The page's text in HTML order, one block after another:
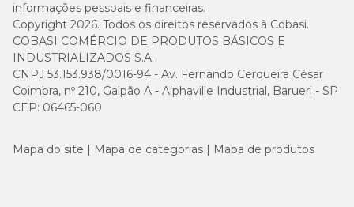
informações pessoais e financeiras.
Copyright 2026. Todos os direitos reservados à Cobasi.
COBASI COMÉRCIO DE PRODUTOS BÁSICOS E
INDUSTRIALIZADOS S.A.
CNPJ 53.153.938/0016-94 - Av. Fernando Cerqueira César
Coimbra, nº 210, Galpão A - Alphaville Industrial, Barueri - SP
CEP: 06465-060
Mapa do site Mapa de categorias Mapa de produtos